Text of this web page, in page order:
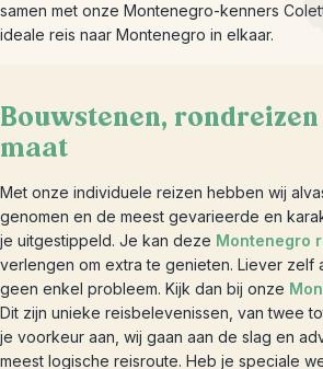
samen met onze Montenegro-kenners
ideale reis naar Montenegro in elkaar.
Bouwstenen,
maat
Met onze individuele reizen hebben wij
genomen en de meest gevarieerde en
je uitgestippeld. Je kan deze Montenegro
verlengen om extra te genieten. Liever zelf
geen enkel probleem. Kijk dan bij onze
Dit zijn unieke reisbelevenissen, van twee
je voorkeur aan, wij gaan aan de slag en
meest logische reisroute. Heb je speciale